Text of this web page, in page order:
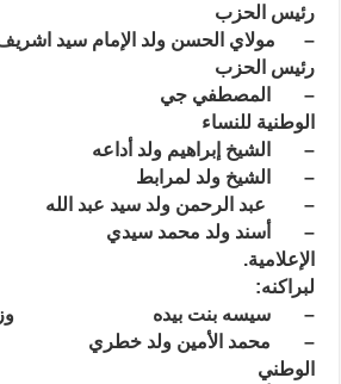
رئيس الحزب
– مولاي الحسن ولد الإمام سيد
رئيس الحزب
– المصطفي جي عضو
الوطنية للنساء
– الشيخ إبراهيم ولد
– الشيخ ولد لمرابط
– عبد الرحمن ولد سيد عبد
– أسند ولد محمد سيدي
الإعلامية.
لبراكنه:
– سيسه بنت بيده
– محمد الأمين ولد خطري
الوطني